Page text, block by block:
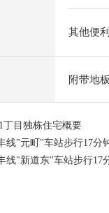
其他便
附带地
目独栋住宅概要
线"元町"车站步行17分
线"新道东"车站步行17